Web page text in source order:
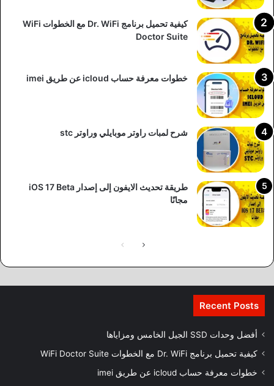
كيفية تحميل برنامج Dr. WiFi مع الخطوات WiFi
Doctor Suite
خطوات معرفة حساب icloud عن طريق imei
شرح لمبات راوتر موبايلي وراوتر stc
طريقة تحديث الايفون إلى إصدار iOS 17 Beta
مجانًا
الصفحةالصفحة
Recent Posts
أفضل وحدات SSD الجيل الخامس ومزاياها
كيفية تحميل برنامج Dr. WiFi مع الخطوات WiFi Doctor Suite
خطوات معرفة حساب icloud عن طريق imei